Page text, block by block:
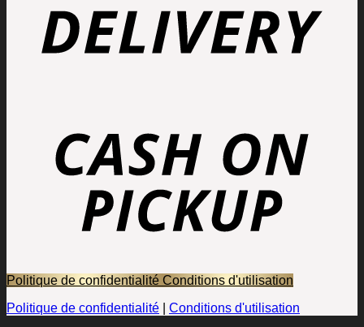
Politique de confidentialité Conditions d'utilisation
Politique de confidentialité
Conditions d'utilisation